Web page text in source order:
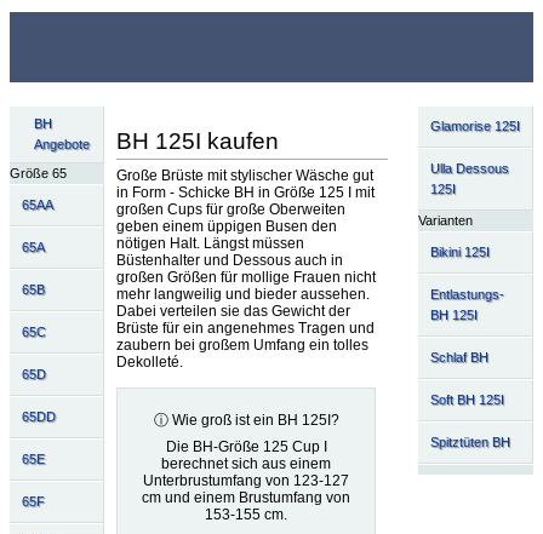
BH
Angebote
Größe 65
65AA
65A
65B
65C
65D
65DD
65E
65F
Glamorise 125I
Ulla Dessous
125I
Varianten
Bikini 125I
Entlastungs-
BH 125I
Schlaf BH
Soft BH 125I
Spitztüten BH
BH 125I kaufen
Große Brüste mit stylischer Wäsche gut
in Form - Schicke BH in Größe 125 I mit
großen Cups für große Oberweiten
geben einem üppigen Busen den
nötigen Halt. Längst müssen
Büstenhalter und Dessous auch in
großen Größen für mollige Frauen nicht
mehr langweilig und bieder aussehen.
Dabei verteilen sie das Gewicht der
Brüste für ein angenehmes Tragen und
zaubern bei großem Umfang ein tolles
Dekolleté.
ⓘ Wie groß ist ein BH 125I?
Die BH-Größe 125 Cup I
berechnet sich aus einem
Unterbrustumfang von 123-127
cm und einem Brustumfang von
153-155 cm.